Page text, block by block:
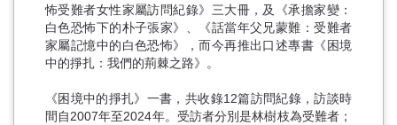
怖受難者女性家屬訪問紀錄》三大冊，及《承擔家變：
白色恐怖下的朴子張家》、《話當年父兄蒙難：受難者
家屬記憶中的白色恐怖》，而今再推出口述專書《困境
中的掙扎：我們的荊棘之路》。
《困境中的掙扎》一書，共收錄12篇訪問紀錄，訪談時
間自2007年至2024年。受訪者分別是林樹枝為受難者；